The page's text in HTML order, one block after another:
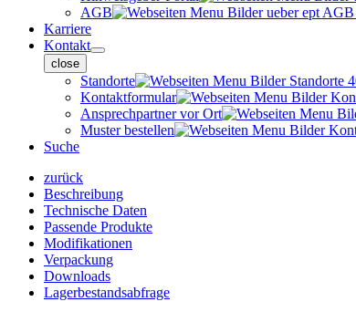
AGB
Karriere
Kontakt
close
Standorte
Kontaktformular
Ansprechpartner vor Ort
Muster bestellen
Suche
zurück
Beschreibung
Technische Daten
Passende Produkte
Modifikationen
Verpackung
Downloads
Lagerbestandsabfrage